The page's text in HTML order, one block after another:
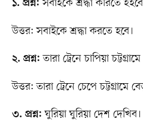
১. প্রশ্ন:
উত্তর: সবাইকে শ্রদ্ধা করতে হবে।
২. প্রশ্ন: তারা ট্রেনে চাপিয়া
উত্তর: তারা ট্রেনে চেপে চট্টগ্রামে
৩. প্রশ্ন: ঘুরিয়া ঘুরিয়া দেশ দেখিব।